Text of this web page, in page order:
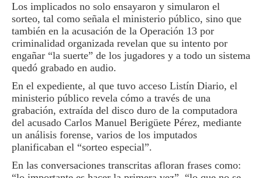
Los implicados no so­lo ensayaron y simularon el
sorteo, tal como señala el ministerio público, si­no que
también en la acu­sación de la Operación 13 por
criminalidad organi­zada revelan que su inten­to por
engañar “la suerte” de los jugadores y a todo un sistema
quedó grabado en audio.
En el expediente, al que tuvo acceso Listín Diario, el
ministerio público re­vela cómo a través de una
grabación, extraída del disco duro de la compu­tadora
del acusado Carlos Manuel Berigüete Pérez, mediante
un análisis fo­rense, varios de los impu­tados
planificaban el “sor­teo especial”.
En las conversaciones transcritas afloran frases como: